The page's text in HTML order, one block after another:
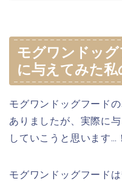
モグワンドッ
に与えてみた私
モグワンドッグフード
ありましたが、実際に
していこうと思います…！
モグワンドッグフード